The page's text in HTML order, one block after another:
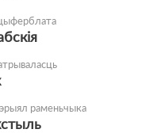
раменьчыка